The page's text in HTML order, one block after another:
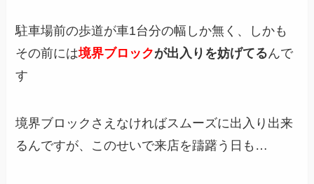
駐車場前の歩道が車1台分の幅しか無く、しかも
その前には境界ブロックが出入りを妨げてるんで
す
境界ブロックさえなければスムーズに出入り出来
るんですが、このせいで来店を躊躇う日も…